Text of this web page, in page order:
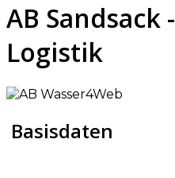
AB Sandsack -
Logistik
Basisdaten